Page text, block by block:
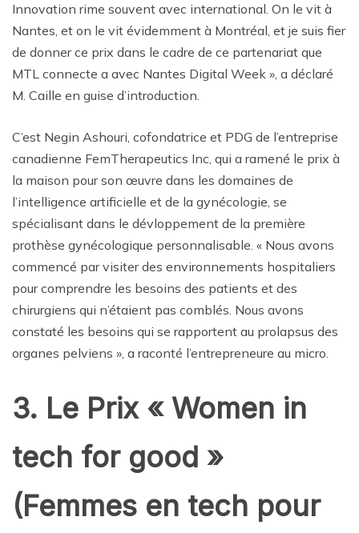
Innovation rime souvent avec international. On le vit à
Nantes, et on le vit évidemment à Montréal, et je suis fier
de donner ce prix dans le cadre de ce partenariat que
MTL connecte a avec Nantes Digital Week », a déclaré
M. Caille en guise d’introduction.
C’est Negin Ashouri, cofondatrice et PDG de l’entreprise
canadienne FemTherapeutics Inc, qui a ramené le prix à
la maison pour son œuvre dans les domaines de
l’intelligence artificielle et de la gynécologie, se
spécialisant dans le dévloppement de la première
prothèse gynécologique personnalisable. « Nous avons
commencé par visiter des environnements hospitaliers
pour comprendre les besoins des patients et des
chirurgiens qui n’étaient pas comblés. Nous avons
constaté les besoins qui se rapportent au prolapsus des
organes pelviens », a raconté l’entrepreneure au micro.
3. Le Prix « Women in
tech for good »
(Femmes en tech pour